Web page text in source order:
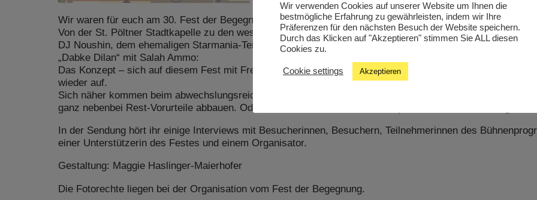
Wir waren für euch am 30. Fest der Begegnung in St. Pölten.
Von der St. Pöltner Stadtkapelle zu den westafrikanischen Trommeln, über „Devra“, einer kurdischen
DJ Noushin, dem ehemaligen Starmania-Teilnehmer Mert Cosmus bis zur kurdisch/arabisch/syrischen Band
„Dabke Dilan“ mit Salah Ammo:
Das Konzept – sich auf diesem Fest mit Freude zu begegnen, gleich aus welcher Kultur wir abstammen –
wieder auf.
Sich näher kommen beim abwechslungsreichen kulinarischen Angebot, Tanzen, Lachen, neugierig bleiben
ganz nebenbei Rest-Vorurteile abbauen. Oder sie behalten und trotzdem respektvoll miteinander umgehen.
In der Sendung hört ihr einige Interviews mit Besucherinnen, Besuchern, Teilnehmerinnen des
einer Unterstützerin des Festes und einem Organisator.
Gestaltung: Maggie Haslinger-Maierhofer
Die Fotorechte liegen bei der Organisation vom Fest der Begegnung.
Wir verwenden Cookies auf unserer Website um Ihnen die
bestmögliche Erfahrung zu gewährleisten, indem wir Ihre
Präferenzen für den nächsten Besuch der Website speichern.
Durch das Klicken auf "Akzeptieren" stimmen Sie ALL diesen
Cookies zu.
Cookie settings Akzeptieren